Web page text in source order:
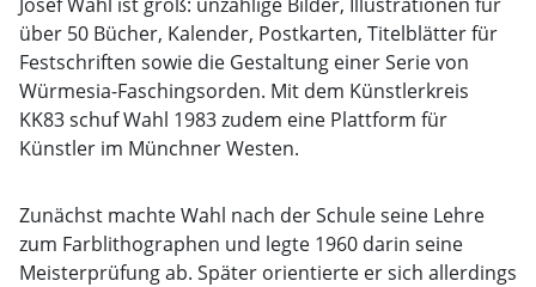
über 50 Bücher, Kalender, Postkarten, Titelblätter für
Festschriften sowie die Gestaltung einer Serie von
Würmesia-Faschingsorden. Mit dem Künstlerkreis
KK83 schuf Wahl 1983 zudem eine Plattform für
Künstler im Münchner Westen.
Zunächst machte Wahl nach der Schule seine Lehre
zum Farblithographen und legte 1960 darin seine
Meisterprüfung ab. Später orientierte er sich allerdings